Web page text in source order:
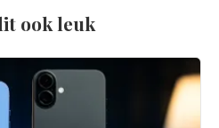
ook leuk